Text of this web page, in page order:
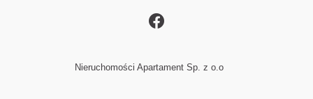
Nieruchomości Apartament Sp. z o.o